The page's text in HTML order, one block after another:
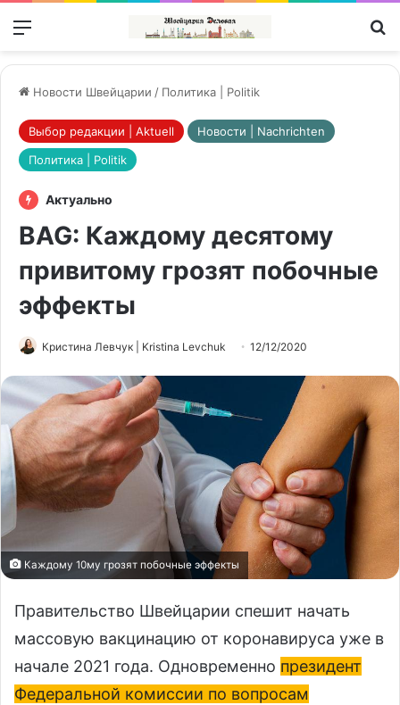
Меню
Новости Швейцарии / Политика | Politik
Выбор редакции | Aktuell
Новости | Nachrichten
Политика | Politik
Актуально
BAG: Каждому десятому
привитому грозят побочные
эффекты
Кристина Левчук | Kristina Levchuk 12/12/2020
Каждому 10му грозят побочные эффекты
Правительство Швейцарии спешит начать
массовую вакцинацию от коронавируса уже в
начале 2021 года. Одновременно президент
Федеральной комиссии по вопросам